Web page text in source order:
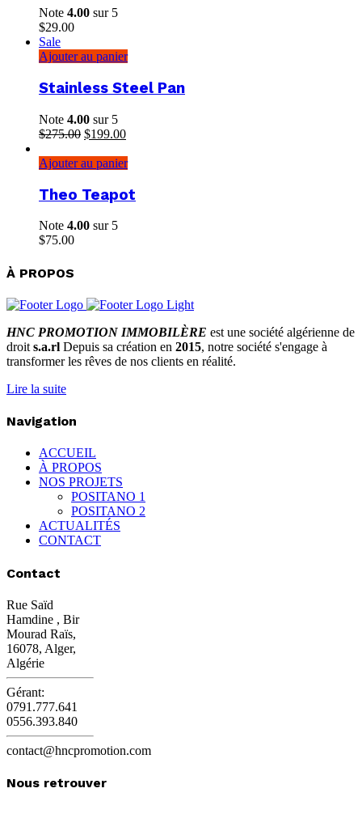
Note 4.00 sur 5
$29.00
Sale
Ajouter au panier
Stainless Steel Pan
Note 4.00 sur 5
$275.00 Le
initial
$275.00.
$199.00Le
actuel
$199.00.
Ajouter au panier
Theo Teapot
Note 4.00 sur 5
$75.00
À PROPOS
HNC PROMOTION IMMOBILÈRE est une société algérienne de
droit s.a.rl Depuis sa création en 2015, notre société s'engage à
transformer les rêves de nos clients en réalité.
Lire la suite
Navigation
ACCUEIL
À PROPOS
NOS PROJETS
POSITANO 1
POSITANO 2
ACTUALITÉS
CONTACT
Contact
Rue Saïd
Hamdine , Bir
Mourad Raïs,
16078, Alger,
Algérie
Gérant:
0791.777.641
0556.393.840
contact@hncpromotion.com
Nous retrouver